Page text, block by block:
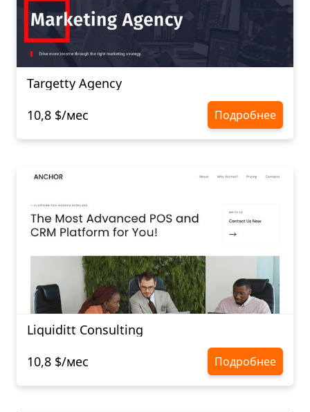
Targetty Agency
10,8 $/мес
Подробнее
Liquiditt Consulting
10,8 $/мес
Подробнее